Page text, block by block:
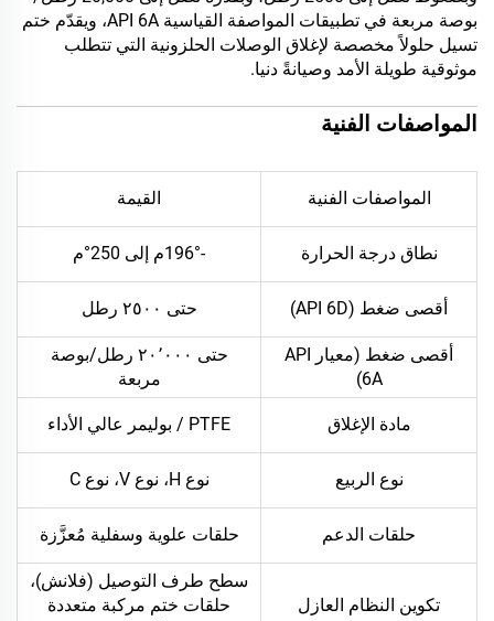
بوصة مربعة في تطبيقات المواصفة القياسية API 6A، ويقدّم ختم
تسيل حلولاً مخصصة لإغلاق الوصلات الحلزونية التي تتطلب
موثوقية طويلة الأمد وصيانةً دنيا.
المواصفات الفنية
المواصفات الفنية القيمة
نطاق درجة الحرارة -196°م إلى 250°م
أقصى ضغط (API 6D) حتى ٢٥٠٠ رطل
أقصى ضغط (معيار API
6A)
حتى ٢٠٬٠٠٠ رطل/بوصة
مربعة
مادة الإغلاق PTFE / بوليمر عالي الأداء
نوع الربيع نوع H، نوع V، نوع C
حلقات الدعم حلقات علوية وسفلية مُعزَّزة
تكوين النظام العازل
سطح طرف التوصيل (فلانش)،
حلقات ختم مركبة متعددة